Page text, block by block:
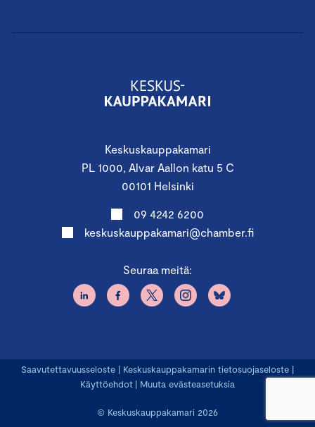
Keskuskauppakamari
PL 1000, Alvar Aallon katu 5 C
00101 Helsinki
09 4242 6200
keskuskauppakamari@chamber.fi
Seuraa meitä:
© Keskuskauppakamari 2026
Saavutettavuusseloste | Keskuskauppakamarin tietosuojaseloste |
Käyttöehdot | Muuta evästeasetuksia